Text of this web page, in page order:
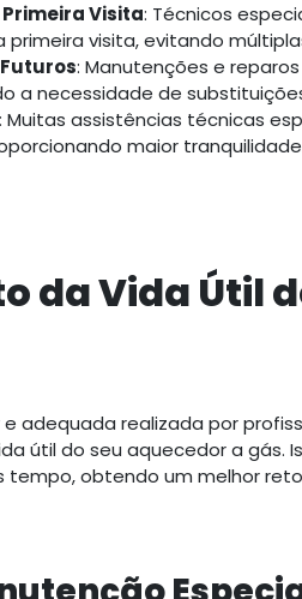
Visita: Técnicos
primeira visita, evitando
: Manutenções e
a necessidade de
: Muitas assistências técnicas
maior
da Vida Útil
adequada realizada por
útil do seu aquecedor a gás.
obtendo um melhor